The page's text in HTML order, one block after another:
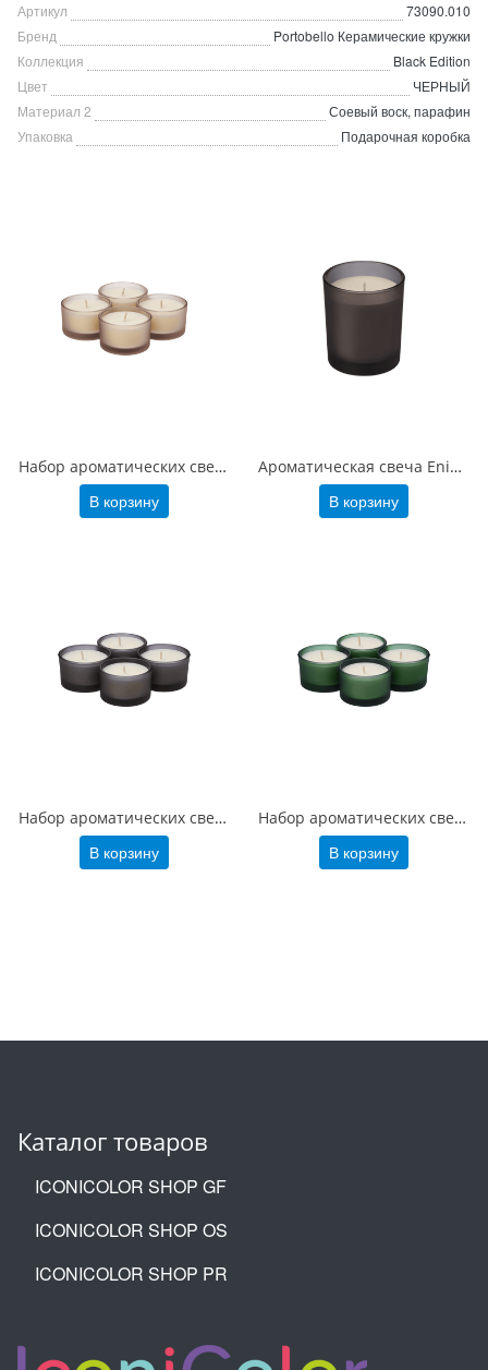
Артикул
73090.010
Бренд
Portobello Керамические кружки
Коллекция
Black Edition
Цвет
ЧЕРНЫЙ
Материал 2
Соевый воск, парафин
Упаковка
Подарочная коробка
Набор ароматических свечей Sento, бежевый
В корзину
Ароматическая свеча Enigma, серая
В корзину
Набор ароматических свечей Sento, серый
В корзину
Набор ароматических свечей Sento, зеленый
В корзину
Каталог товаров
ICONICOLOR SHOP GF
ICONICOLOR SHOP OS
ICONICOLOR SHOP PR